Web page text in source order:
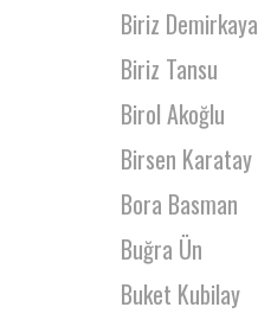
Biriz Demirkaya
Biriz Tansu
Birol Akoğlu
Birsen Karatay
Bora Basman
Buğra Ün
Buket Kubilay